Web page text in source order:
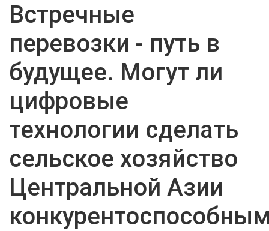
Встречные
перевозки - путь в
будущее. Могут ли
цифровые
технологии сделать
сельское хозяйство
Центральной Азии